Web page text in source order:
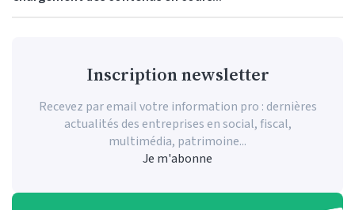
Inscription newsletter
Recevez par email votre information pro : dernières
actualités des entreprises en social, fiscal,
multimédia, patrimoine...
Je m'abonne